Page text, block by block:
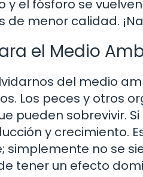
y el fósforo se
de menor calidad.
el Medio
del medio
Los peces y otros
pueden sobrevivir.
y crecimiento.
simplemente no se
tener un efecto